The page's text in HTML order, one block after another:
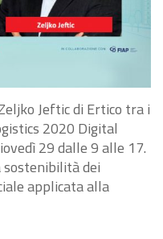
Jeftic di Ertico tra i
2020 Digital
29 dalle 9 alle 17.
dei
applicata alla